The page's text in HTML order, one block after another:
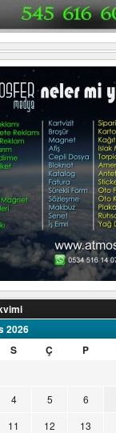
2026
S
Ç P
4
5 6
11
12 13